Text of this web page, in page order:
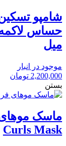
شامپو
میل
موجود در انبار
2,200,000 تومان
بستن
Curls Mask